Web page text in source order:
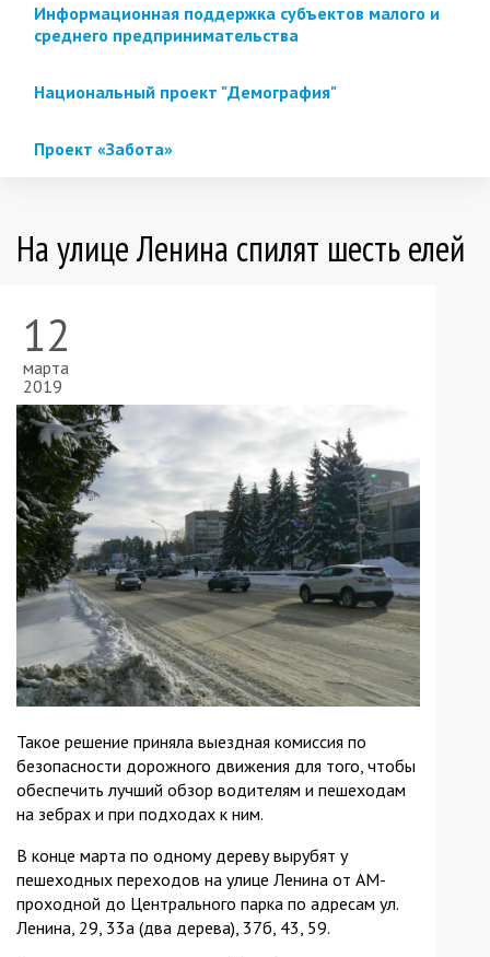
Информационная поддержка субъектов малого и
среднего предпринимательства
Национальный проект "Демография"
Проект «Забота»
На улице Ленина спилят шесть елей
12
марта
2019
Такое решение приняла выездная комиссия по
безопасности дорожного движения для того, чтобы
обеспечить лучший обзор водителям и пешеходам
на зебрах и при подходах к ним.
В конце марта по одному дереву вырубят у
пешеходных переходов на улице Ленина от АМ-
проходной до Центрального парка по адресам ул.
Ленина, 29, 33а (два дерева), 37б, 43, 59.